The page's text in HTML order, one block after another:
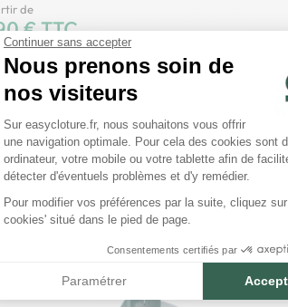
Continuer sans accepter
Nous prenons soin de
nos visiteurs
Plateforme de Gestion du
Sur easycloture.fr, nous souhaitons vous offrir
une navigation optimale. Pour cela des cookies sont
ordinateur, votre mobile ou votre tablette afin de
détecter d'éventuels problèmes et d'y remédier.
Pour modifier vos préférences par la suite, cliquez
cookies' situé dans le pied de page.
Consentements certifiés par
Paramétrer
Axeptio consent
de
€ TTC
Voir le produit